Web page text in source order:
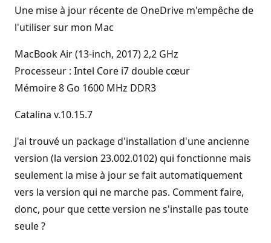
Une mise à jour récente de OneDrive m'empêche de
l'utiliser sur mon Mac
MacBook Air (13-inch, 2017) 2,2 GHz
Processeur : Intel Core i7 double cœur
Mémoire 8 Go 1600 MHz DDR3
Catalina v.10.15.7
J'ai trouvé un package d'installation d'une ancienne
version (la version 23.002.0102) qui fonctionne mais
seulement la mise à jour se fait automatiquement
vers la version qui ne marche pas. Comment faire,
donc, pour que cette version ne s'installe pas toute
seule ?